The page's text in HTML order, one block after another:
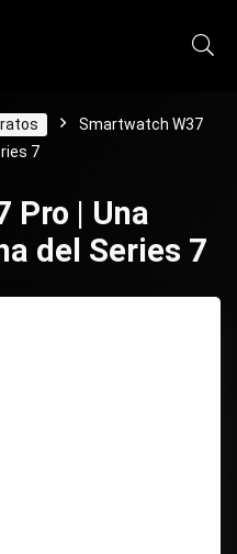
Smartwatch W37
7
Pro | Una
del Series 7